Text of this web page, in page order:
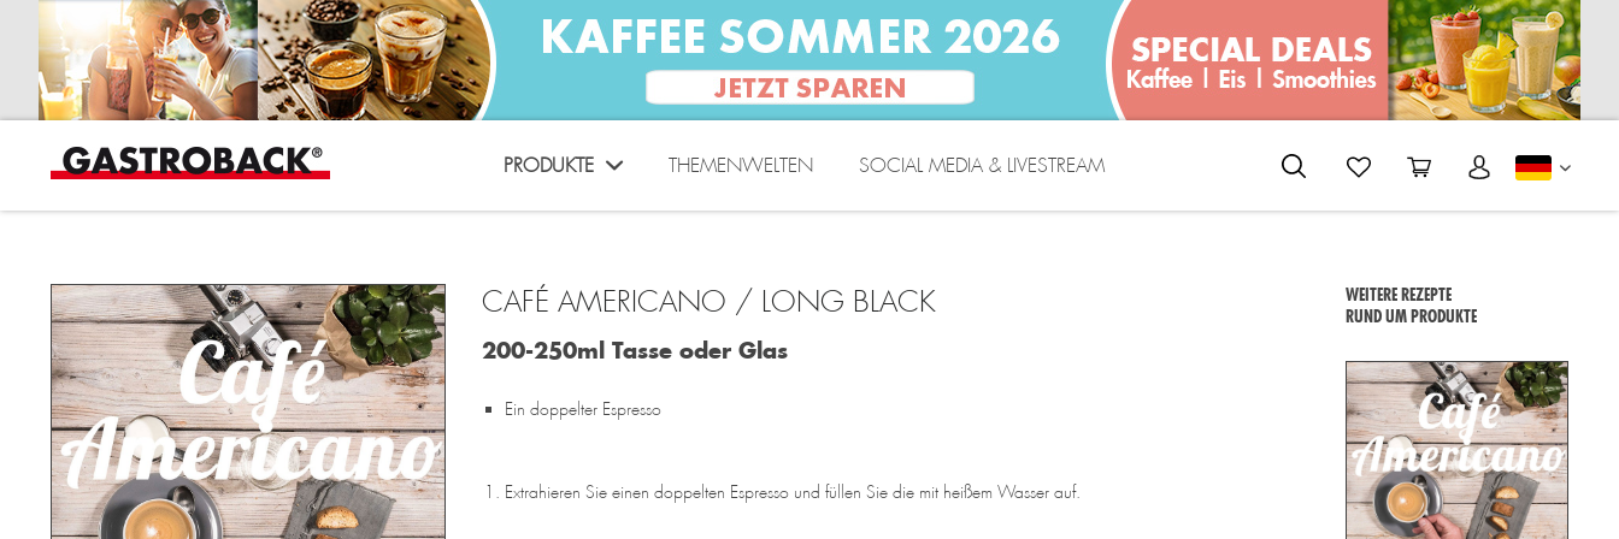
PRODUKTE THEMENWELTEN SOCIAL MEDIA & LIVESTREAM
CAFÉ AMERICANO / LONG BLACK
200-250ml Tasse oder Glas
Ein doppelter Espresso
Extrahieren Sie einen doppelten Espresso und füllen Sie die mit heißem Wasser auf.
WEITERE REZEPTE
RUND UM PRODUKTE